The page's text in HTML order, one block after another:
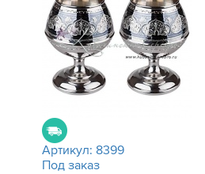
Артикул: 8399
Под заказ